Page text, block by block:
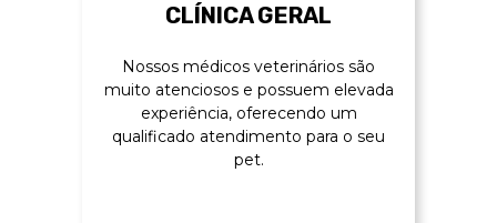
CLÍNICA GERAL
Nossos médicos veterinários são
muito atenciosos e possuem elevada
experiência, oferecendo um
qualificado atendimento para o seu
pet.